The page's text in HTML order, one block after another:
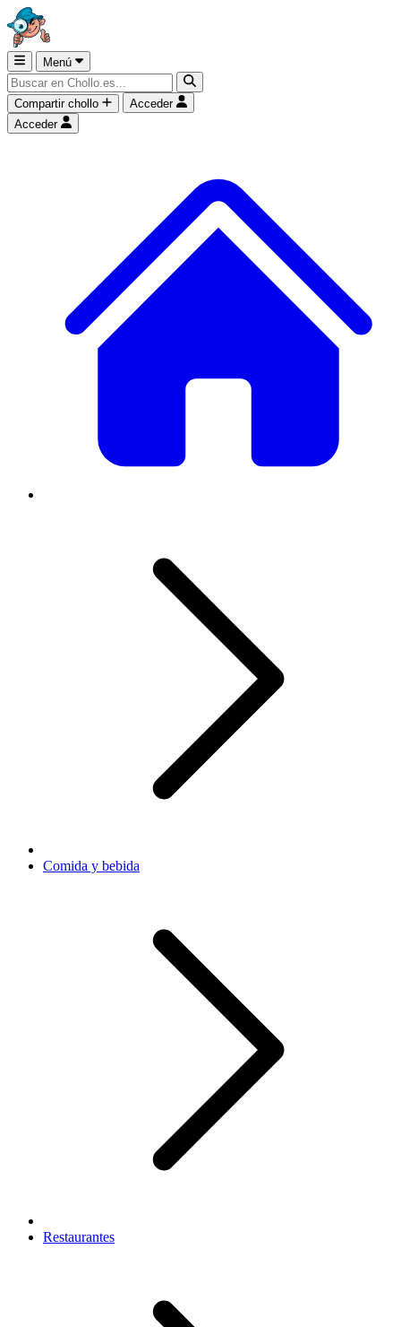
Menú
Compartir chollo
Acceder
Acceder
Comida y bebida
Restaurantes